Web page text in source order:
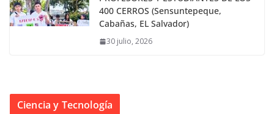
400 CERROS (Sensuntepeque,
Cabañas, EL Salvador)
30 julio, 2026
Ciencia y Tecnología